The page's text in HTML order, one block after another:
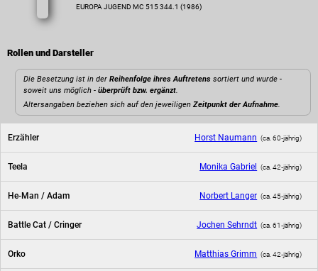
EUROPA JUGEND MC 515 344.1 (1986)
Rollen und Darsteller
Die Besetzung ist in derReihenfolge ihres Auftretens sortiert und wurde -
soweit uns möglich -überprüft bzw. ergänzt
Altersangaben beziehen sich auf den jeweiligenZeitpunkt der Aufnahme.
Erzähler Horst Naumann (ca. 60‑jährig)
Teela Monika Gabriel (ca. 42‑jährig)
He-Man / Adam Norbert Langer (ca. 45‑jährig)
Battle Cat / Cringer Jochen Sehrndt (ca. 61‑jährig)
Orko Matthias Grimm (ca. 42‑jährig)